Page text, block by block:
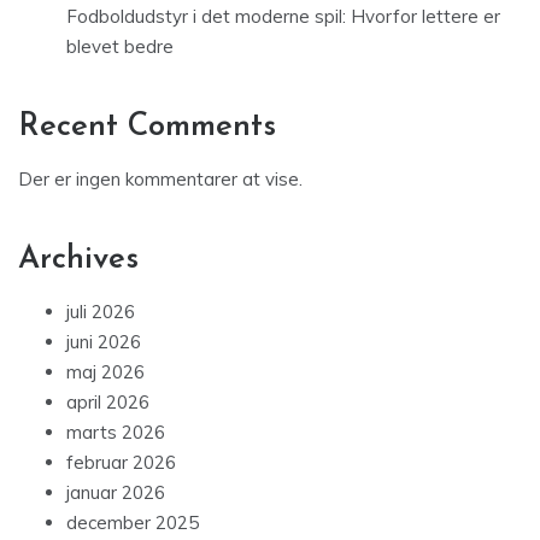
Fodboldudstyr i det moderne spil: Hvorfor lettere er
blevet bedre
Recent Comments
Der er ingen kommentarer at vise.
Archives
juli 2026
juni 2026
maj 2026
april 2026
marts 2026
februar 2026
januar 2026
december 2025